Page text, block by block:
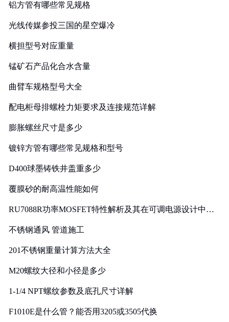
铝方管有哪些常见规格
光线传媒参投三国的星空爆冷
横担型号对应重量
锰矿石产品化合水含量
曲臂车规格型号大全
配电柜母排螺栓力矩要求及连接规范详解
膨胀螺丝尺寸是多少
镀锌方管有哪些常见规格和型号
D400球墨铸铁井盖重多少
覆膜砂的耐高温性能如何
RU7088R功率MOSFET特性解析及其在可调电源设计中的
不锈钢通风 管道施工
201不锈钢重量计算方法大全
M20螺纹大径和小径是多少
1-1/4 NPT螺纹参数及底孔尺寸详解
F1010E是什么管？能否用3205或3505代换